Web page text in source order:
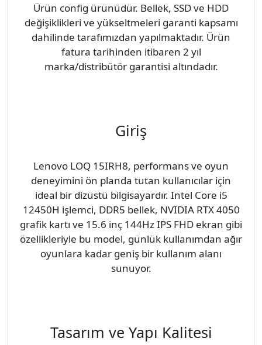
Ürün config ürünüdür. Bellek, SSD ve HDD
değişiklikleri ve yükseltmeleri garanti kapsamı
dahilinde tarafımızdan yapılmaktadır. Ürün
fatura tarihinden itibaren 2 yıl
marka/distribütör garantisi altındadır.
Giriş
Lenovo LOQ 15IRH8, performans ve oyun
deneyimini ön planda tutan kullanıcılar için
ideal bir dizüstü bilgisayardır. Intel Core i5
12450H işlemci, DDR5 bellek, NVIDIA RTX 4050
grafik kartı ve 15.6 inç 144Hz IPS FHD ekran gibi
özellikleriyle bu model, günlük kullanımdan ağır
oyunlara kadar geniş bir kullanım alanı
sunuyor.
Tasarım ve Yapı Kalitesi